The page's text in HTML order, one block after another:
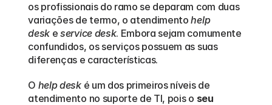
os profissionais do ramo se deparam com duas
variações de termo, o atendimento help
desk e service desk. Embora sejam comumente
confundidos, os serviços possuem as suas
diferenças e características.
O help desk é um dos primeiros níveis de
atendimento no suporte de TI, pois o seu